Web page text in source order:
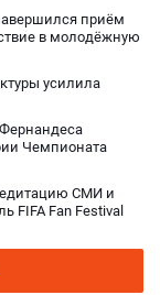
приём
в молодёжную
усилила
Чемпионата
СМИ и
FIFA Fan Festival